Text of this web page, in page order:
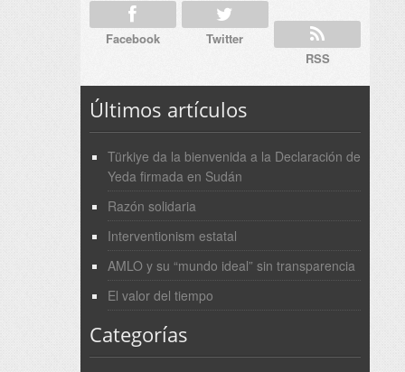
Facebook
Twitter
RSS
Últimos artículos
Türkiye da la bienvenida a la Declaración de
Yeda firmada en Sudán
Razón solidaria
Interventionism estatal
AMLO y su “mundo ideal” sin transparencia
El valor del tiempo
Categorías